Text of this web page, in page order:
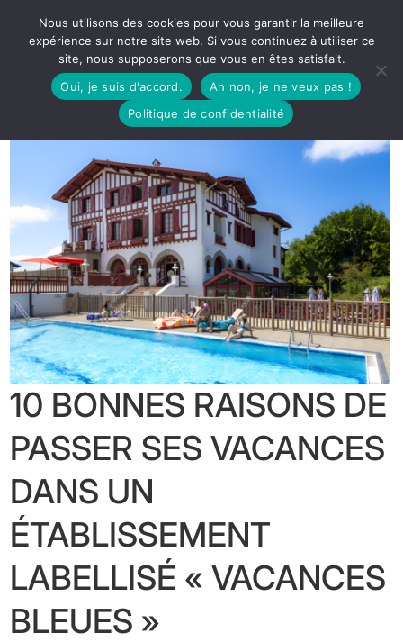
10 BONNES RAISONS DE
PASSER SES VACANCES
DANS UN
ÉTABLISSEMENT
LABELLISÉ « VACANCES
BLEUES »
Nous utilisons des cookies pour vous garantir la meilleure
expérience sur notre site web. Si vous continuez à utiliser ce
site, nous supposerons que vous en êtes satisfait.
Oui, je suis d'accord.
Ah non, je ne veux pas !
Politique de confidentialité